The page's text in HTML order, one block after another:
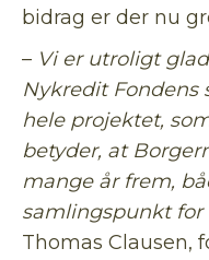
bidrag er der nu
– Vi er utroligt
Nykredit Fondens
hele projektet,
betyder, at
mange år frem,
samlingspunkt for
Thomas Clausen,